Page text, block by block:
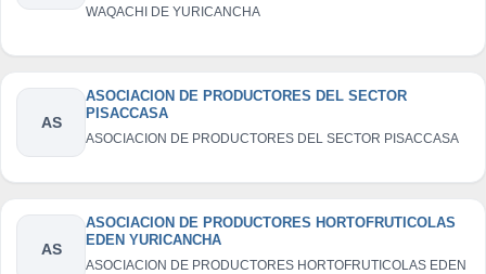
WAQACHI DE YURICANCHA
AS
ASOCIACION DE PRODUCTORES DEL SECTOR
PISACCASA
ASOCIACION DE PRODUCTORES DEL SECTOR PISACCASA
AS
ASOCIACION DE PRODUCTORES HORTOFRUTICOLAS
EDEN YURICANCHA
ASOCIACION DE PRODUCTORES HORTOFRUTICOLAS EDEN